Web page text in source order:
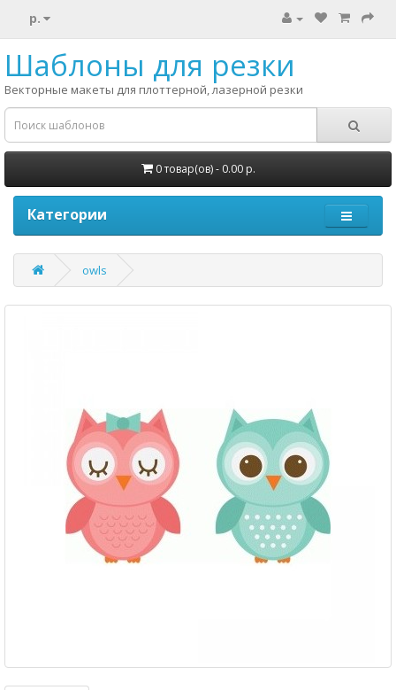
р.
Шаблоны для резки
Векторные макеты для плоттерной, лазерной резки
0 товар(ов) - 0.00 р.
Категории
owls